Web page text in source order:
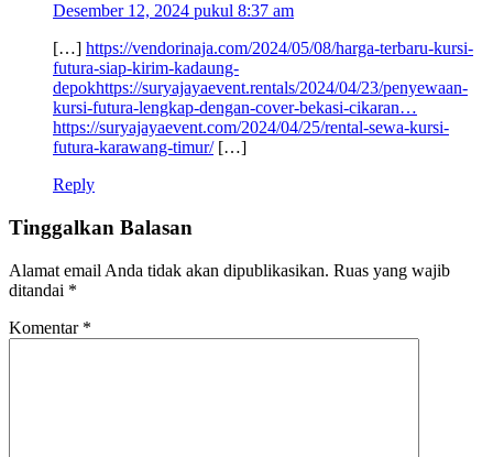
Desember 12, 2024 pukul 8:37 am
[…] https://vendorinaja.com/2024/05/08/harga-terbaru-kursi-
futura-siap-kirim-kadaung-
depokhttps://suryajayaevent.rentals/2024/04/23/penyewaan-
kursi-futura-lengkap-dengan-cover-bekasi-cikaran…
https://suryajayaevent.com/2024/04/25/rental-sewa-kursi-
futura-karawang-timur/[…]
Reply
Tinggalkan Balasan
Alamat email Anda tidak akan dipublikasikan. Ruas yang wajib
ditandai *
Komentar *